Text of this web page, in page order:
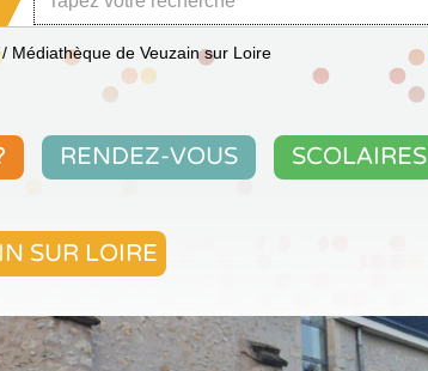
/ Médiathèque de Veuzain sur Loire
RENDEZ-VOUS SCOLAIRES
SUR LOIRE